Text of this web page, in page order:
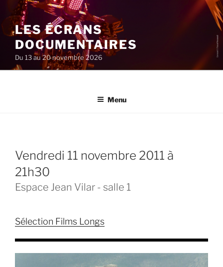
au
contenu
principal
LES ÉCRANS
DOCUMENTAIRES
Du 13 au 20 novembre 2026
Menu
vendredi 11 novembre 2011 à
21h30
Espace Jean Vilar - salle 1
Sélection Films Longs